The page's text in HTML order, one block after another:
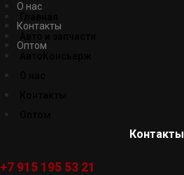
О нас
Контакты
Оптом
Контакты
+7 915 195 53 21